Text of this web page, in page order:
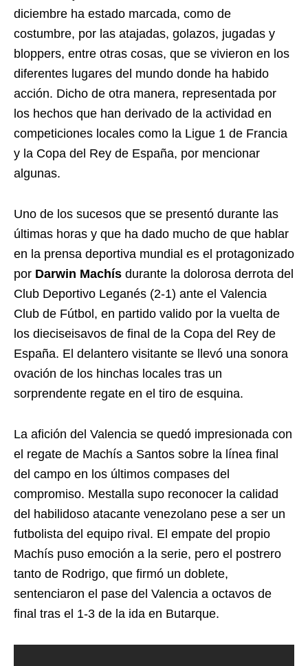
diciembre ha estado marcada, como de
costumbre, por las atajadas, golazos, jugadas y
bloppers, entre otras cosas, que se vivieron en los
diferentes lugares del mundo donde ha habido
acción. Dicho de otra manera, representada por
los hechos que han derivado de la actividad en
competiciones locales como la Ligue 1 de Francia
y la Copa del Rey de España, por mencionar
algunas.
Uno de los sucesos que se presentó durante las
últimas horas y que ha dado mucho de que hablar
en la prensa deportiva mundial es el protagonizado
por Darwin Machís durante la dolorosa derrota del
Club Deportivo Leganés (2-1) ante el Valencia
Club de Fútbol, en partido valido por la vuelta de
los dieciseisavos de final de la Copa del Rey de
España. El delantero visitante se llevó una sonora
ovación de los hinchas locales tras un
sorprendente regate en el tiro de esquina.
La afición del Valencia se quedó impresionada con
el regate de Machís a Santos sobre la línea final
del campo en los últimos compases del
compromiso. Mestalla supo reconocer la calidad
del habilidoso atacante venezolano pese a ser un
futbolista del equipo rival. El empate del propio
Machís puso emoción a la serie, pero el postrero
tanto de Rodrigo, que firmó un doblete,
sentenciaron el pase del Valencia a octavos de
final tras el 1-3 de la ida en Butarque.